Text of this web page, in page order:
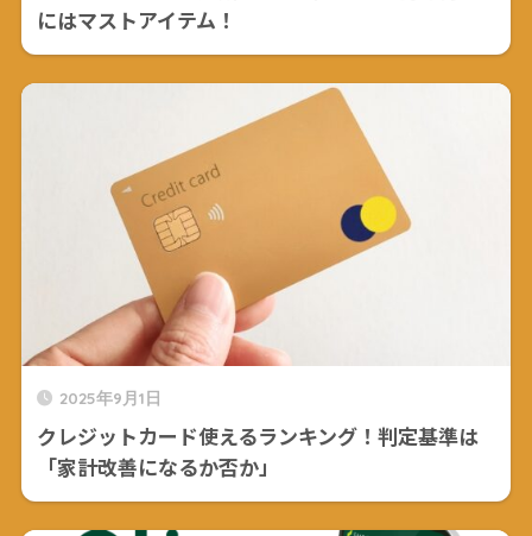
にはマストアイテム！
2025年9月1日
クレジットカード使えるランキング！判定基準は
「家計改善になるか否か」